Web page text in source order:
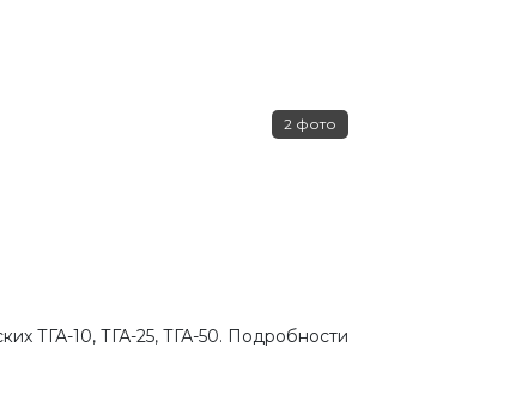
2 фото
ТГА-10, ТГА-25, ТГА-50. Подробности